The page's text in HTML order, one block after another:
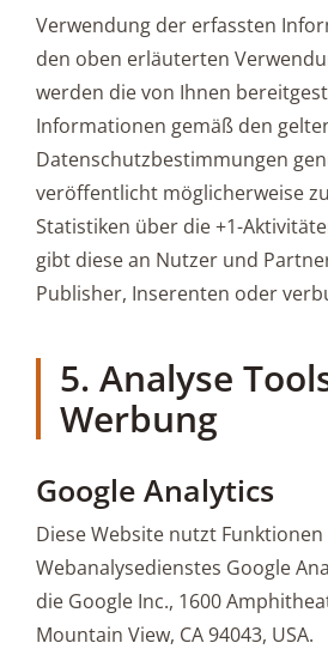
Verwendung der erfassten
den oben erläuterten
werden die von Ihnen
Informationen gemäß den
Datenschutzbestimmungen
veröffentlicht möglicherweise
Statistiken über die +1-
gibt diese an Nutzer und
Publisher, Inserenten oder
5. Analyse
Werbung
Google Analytics
Diese Website nutzt Funktionen
Webanalysedienstes Google
die Google Inc., 1600
Mountain View, CA 94043, USA.